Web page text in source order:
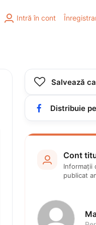
 Salvează
 Distribuie
 Cont
Informații
publicat
 Intră în cont